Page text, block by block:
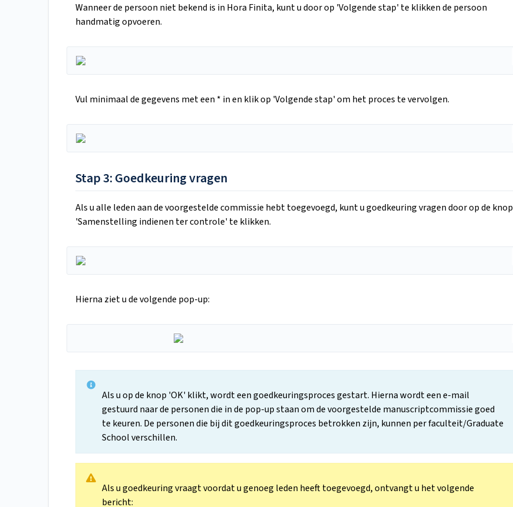
Wanneer de persoon niet bekend is in Hora Finita, kunt u door op 'Volgende stap' te klikken de persoon
handmatig opvoeren.
Vul minimaal de gegevens met een * in en klik op 'Volgende stap' om het proces te vervolgen.
Stap 3: Goedkeuring vragen
Als u alle leden aan de voorgestelde commissie hebt toegevoegd, kunt u goedkeuring vragen door op de knop
'Samenstelling indienen ter controle' te klikken.
Hierna ziet u de volgende pop-up:
Als u op de knop 'OK' klikt, wordt een goedkeuringsproces gestart. Hierna wordt een e-mail
gestuurd naar de personen die in de pop-up staan om de voorgestelde manuscriptcommissie goed
te keuren. De personen die bij dit goedkeuringsproces betrokken zijn, kunnen per faculteit/Graduate
School verschillen.
Als u goedkeuring vraagt voordat u genoeg leden heeft toegevoegd, ontvangt u het volgende
bericht: